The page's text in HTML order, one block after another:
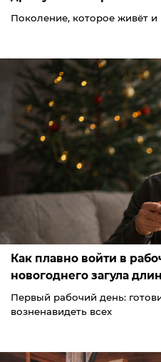
Поколение, которое живёт и
Как плавно войти в
новогоднего загула
Первый рабочий день:
возненавидеть всех